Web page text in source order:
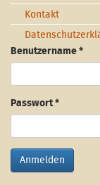
Kontakt
Benutzername *
Passwort*
Anmelden